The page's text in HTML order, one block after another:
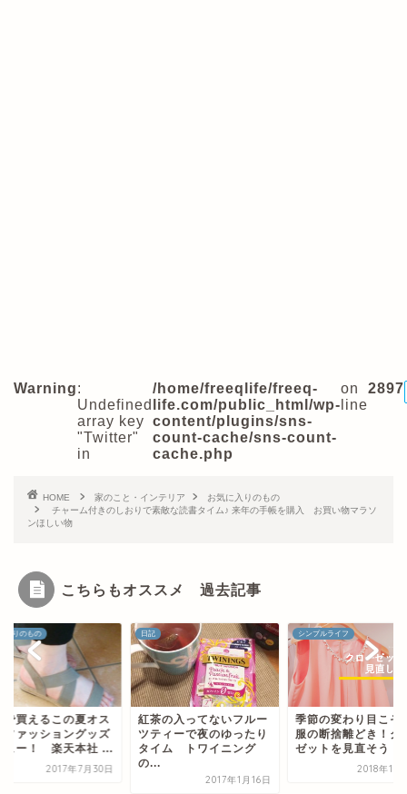
Warning:
Undefined
array key
"Twitter"
in
/home/freeqlife/freeq-
life.com/public_html/wp-
content/plugins/sns-
count-cache/sns-count-
cache.php
on
line
2897
HOME 家のこと・インテリア
お気に入りのもの
チャーム付きのしおりで素敵な読書タイム♪ 来年の手帳を購入 お買い物マラソ
ンほしい物
こちらもオススメ 過去記事
茶の入ってないフルー
ティーで夜のゆったり
イム トワイニング
シンプルライフ
季節の変わり目こそ、洋
服の断捨離どき！クロー
ゼットを見直そう
お気に入りのもの
楽天で買えるこの
スメファッション
レビュー！ 楽天
2017年